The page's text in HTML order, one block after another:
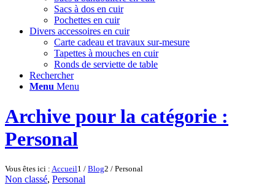
Sacs à dos en cuir
Pochettes en cuir
Divers accessoires en cuir
Carte cadeau et travaux sur-mesure
Tapettes à mouches en cuir
Ronds de serviette de table
Rechercher
Menu Menu
Archive pour la catégorie :
Personal
Vous êtes ici : Accueil1 / Blog2 / Personal
Non classé, Personal